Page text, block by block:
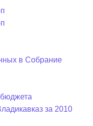
в Собрание
за 2010